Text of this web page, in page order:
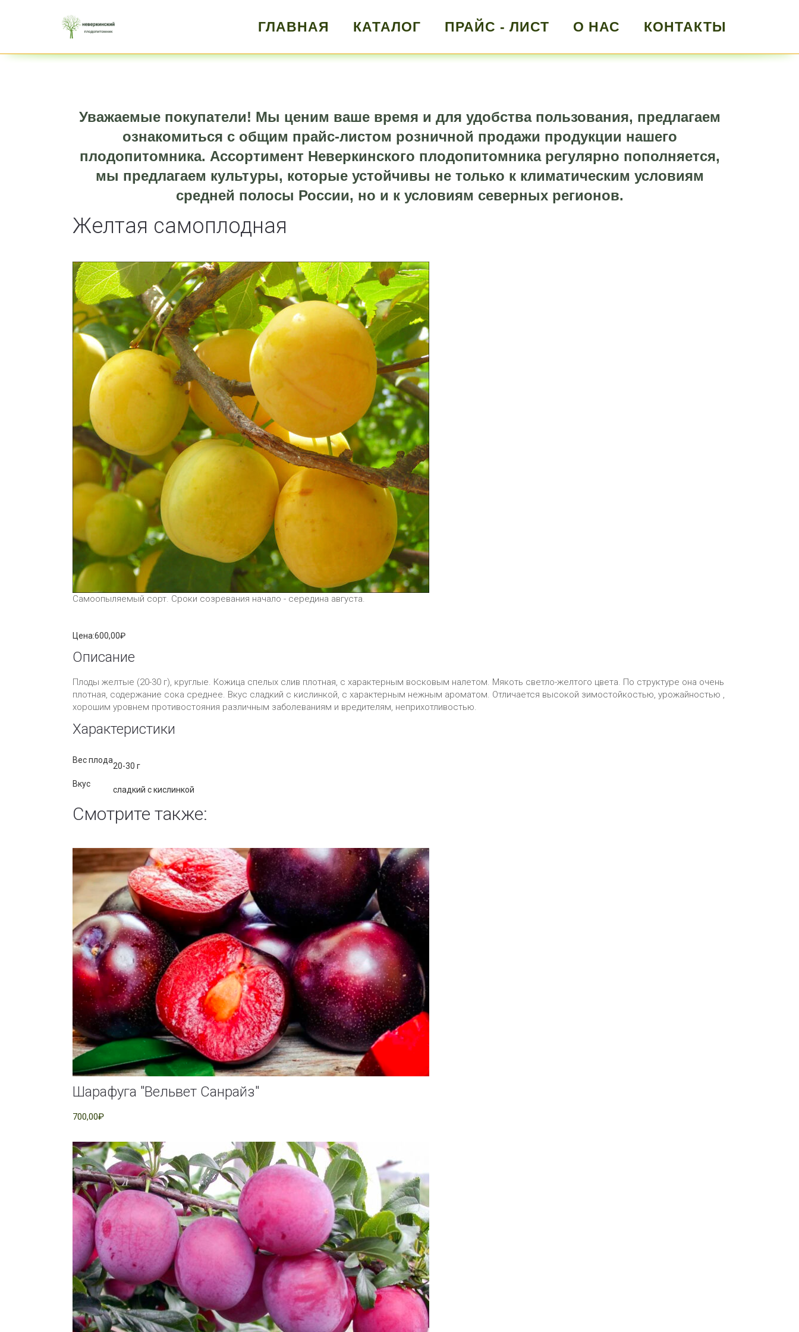
ГЛАВНАЯ КАТАЛОГ ПРАЙС - ЛИСТ О НАС КОНТАКТЫ
Уважаемые покупатели! Мы ценим ваше время и для удобства пользования, предлагаем
ознакомиться с общим прайс-листом розничной продажи продукции нашего
плодопитомника. Ассортимент Неверкинского плодопитомника регулярно пополняется,
мы предлагаем культуры, которые устойчивы не только к климатическим условиям
средней полосы России, но и к условиям северных регионов.
Желтая самоплодная
Самоопыляемый сорт. Сроки созревания начало - середина августа.
Цена:600,00₽
Описание
Плоды желтые (20-30 г), круглые. Кожица спелых слив плотная, с характерным восковым налетом. Мякоть светло-желтого цвета. По структуре она очень
плотная, содержание сока среднее. Вкус сладкий с кислинкой, с характерным нежным ароматом. Отличается высокой зимостойкостью, урожайностью ,
хорошим уровнем противостояния различным заболеваниям и вредителям, неприхотливостью.
Характеристики
Вес плода
20-30 г
Вкус
сладкий с кислинкой
Смотрите также:
Шарафуга "Вельвет Санрайз"
700,00₽